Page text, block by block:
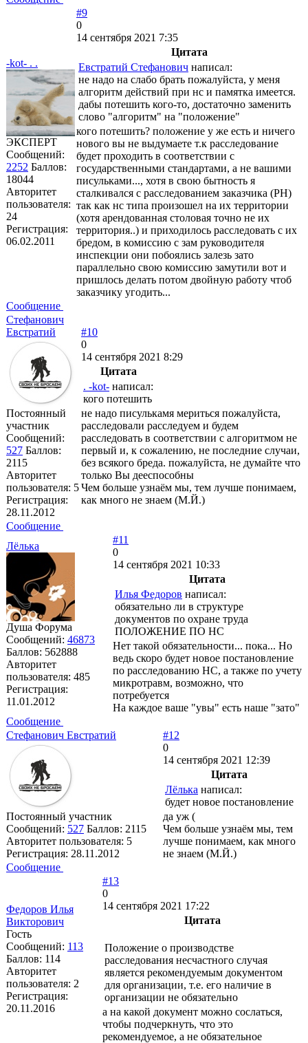
-kot- . .
ЭКСПЕРТ
Сообщений:
2252 Баллов:
18044
Авторитет
пользователя:
24
Регистрация:
06.02.2011
#9
0
14 сентября 2021 7:35
Цитата
Евстратий Стефанович написал:
не надо на слабо брать пожалуйста, у меня
алгоритм действий при нс и памятка имеется.
дабы потешить кого-то, достаточно заменить
слово "алгоритм" на "положение"
кого потешить? положение у же есть и ничего
нового вы не выдумаете т.к расследование
будет проходить в соответствии с
государственными стандартами, а не вашими
писульками..., хотя в свою бытность я
сталкивался с расследованием заказчика (РН)
так как нс типа произошел на их территории
(хотя арендованная столовая точно не их
территория..) и приходилось расследовать с их
бредом, в комиссию с зам руководителя
инспекции они побоялись залезь зато
параллельно свою комиссию замутили вот и
пришлось делать потом двойную работу чтоб
заказчику угодить...
Сообщение
Стефанович
Евстратий
Постоянный
участник
Сообщений:
527 Баллов:
2115
Авторитет
пользователя: 5
Регистрация:
28.11.2012
#10
0
14 сентября 2021 8:29
Цитата
. -kot- написал:
кого потешить
не надо писулькамя мериться пожалуйста,
расследовали расследуем и будем
расследовать в соответствии с алгоритмом не
первый и, к сожалению, не последние случаи,
без всякого бреда. пожалуйста, не думайте что
только Вы дееспособны
Чем больше узнаём мы, тем лучше понимаем,
как много не знаем (М.Й.)
Сообщение
Лёлька
Душа Форума
Сообщений: 46873
Баллов: 562888
Авторитет
пользователя: 485
Регистрация:
11.01.2012
#11
0
14 сентября 2021 10:33
Цитата
Илья Федоров написал:
обязательно ли в структуре
документов по охране труда
ПОЛОЖЕНИЕ ПО НС
Нет такой обязательности... пока... Но
ведь скоро будет новое постановление
по расследованию НС, а также по учету
микротравм, возможно, что
потребуется
На каждое ваше "увы" есть наше "зато"
Сообщение
Стефанович Евстратий
Постоянный участник
Сообщений: 527 Баллов: 2115
Авторитет пользователя: 5
Регистрация: 28.11.2012
#12
0
14 сентября 2021 12:39
Цитата
Лёлька написал:
будет новое постановление
да уж (
Чем больше узнаём мы, тем
лучше понимаем, как много
не знаем (М.Й.)
Сообщение
Федоров Илья
Викторович
Гость
Сообщений: 113
Баллов: 114
Авторитет
пользователя: 2
Регистрация:
20.11.2016
#13
0
14 сентября 2021 17:22
Цитата
Положение о производстве
расследования несчастного случая
является рекомендуемым документом
для организации, т.е. его наличие в
организации не обязательно
а на какой документ можно сослаться,
чтобы подчеркнуть, что это
рекомендуемое, а не обязательное